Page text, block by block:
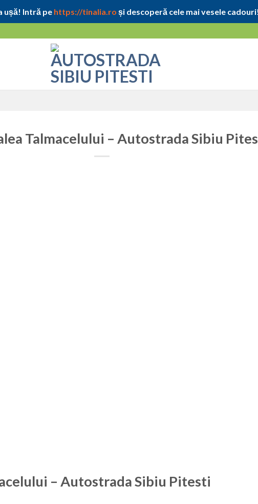
ușă! Intră pe https://tinalia.ro și descoperă cele mai vesele
Talmacelului – Autostrada Sibiu
– Autostrada Sibiu Pitesti